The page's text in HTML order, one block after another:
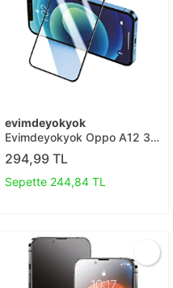
evimdeyokyok
Evimdeyokyok Oppo A12 3d
Antistatik Seramik Nano
Ekran Koruyucu T20
294,99 TL
Sepette 244,84 TL